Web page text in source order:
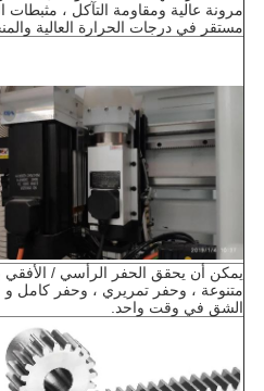
مستقر في درجات الحرارة العالية
متنوعة ، وحفر تمريري ، وحفر كامل و
الشق في وقت واحد.